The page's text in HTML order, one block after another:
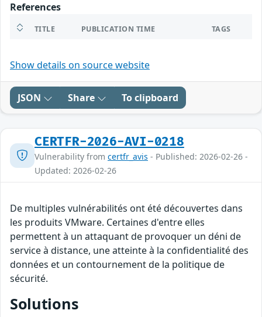
References
TITLE PUBLICATION TIME TAGS
Show details on source website
JSON Share To clipboard
CERTFR-2026-AVI-0218
Vulnerability from certfr_avis - Published: 2026-02-26 -
Updated: 2026-02-26
De multiples vulnérabilités ont été découvertes dans
les produits VMware. Certaines d'entre elles
permettent à un attaquant de provoquer un déni de
service à distance, une atteinte à la confidentialité des
données et un contournement de la politique de
sécurité.
Solutions